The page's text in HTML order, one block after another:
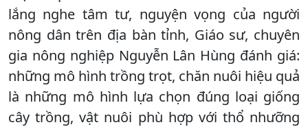
lắng nghe tâm tư, nguyện vọng của người
nông dân trên địa bàn tỉnh, Giáo sư, chuyên
gia nông nghiệp Nguyễn Lân Hùng đánh giá:
những mô hình trồng trọt, chăn nuôi hiệu quả
là những mô hình lựa chọn đúng loại giống
cây trồng, vật nuôi phù hợp với thổ nhưỡng